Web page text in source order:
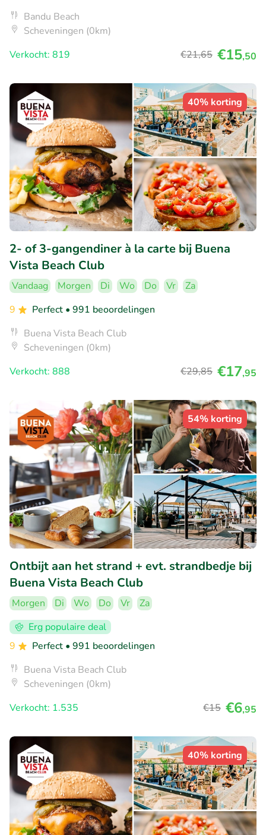
Bandu Beach
Scheveningen (0km)
Verkocht: 819
€21,65 €15,50
40% korting
2- of 3-gangendiner à la carte bij Buena
Vista Beach Club
Vandaag Morgen Di Wo Do Vr
Za
9
Perfect • 991 beoordelingen
Buena Vista Beach Club
Scheveningen (0km)
Verkocht: 888
€29,85 €17,95
54% korting
Ontbijt aan het strand + evt. strandbedje bij
Buena Vista Beach Club
Morgen Di Wo Do Vr
Za
Erg populaire deal
9
Perfect • 991 beoordelingen
Buena Vista Beach Club
Scheveningen (0km)
Verkocht: 1.535
€15 €6,95
40% korting